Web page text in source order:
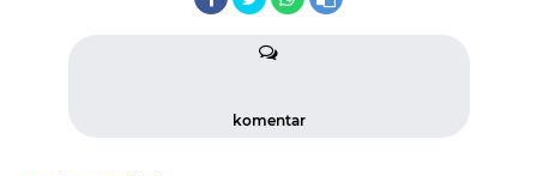
komentar